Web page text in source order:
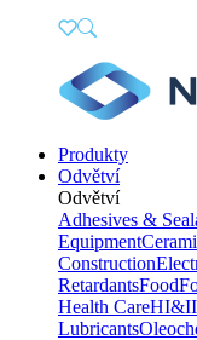
Produkty
Odvětví
Odvětví
Adhesives &
Equipment
Construction
RetardantsFood
Health CareHI&I
Lubricants